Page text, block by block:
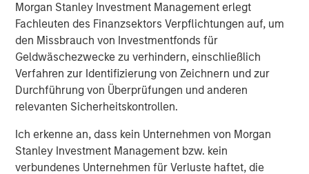
Morgan Stanley Investment Management erlegt
Fachleuten des Finanzsektors Verpflichtungen auf, um
den Missbrauch von Investmentfonds für
Geldwäschezwecke zu verhindern, einschließlich
Verfahren zur Identifizierung von Zeichnern und zur
Durchführung von Überprüfungen und anderen
relevanten Sicherheitskontrollen.
Ich erkenne an, dass kein Unternehmen von Morgan
Stanley Investment Management bzw. kein
verbundenes Unternehmen für Verluste haftet, die
Morgan Stanley (NYSE: MS) is a leading global financial
services firm providing a wide range of investment
banking, securities, investment management and wealth
management services. The Firm’s employees serve
clients worldwide including corporations, governments,
institutions and individuals from more than 1,200 offices
Stanley, please visitwww.morganstanley.com.